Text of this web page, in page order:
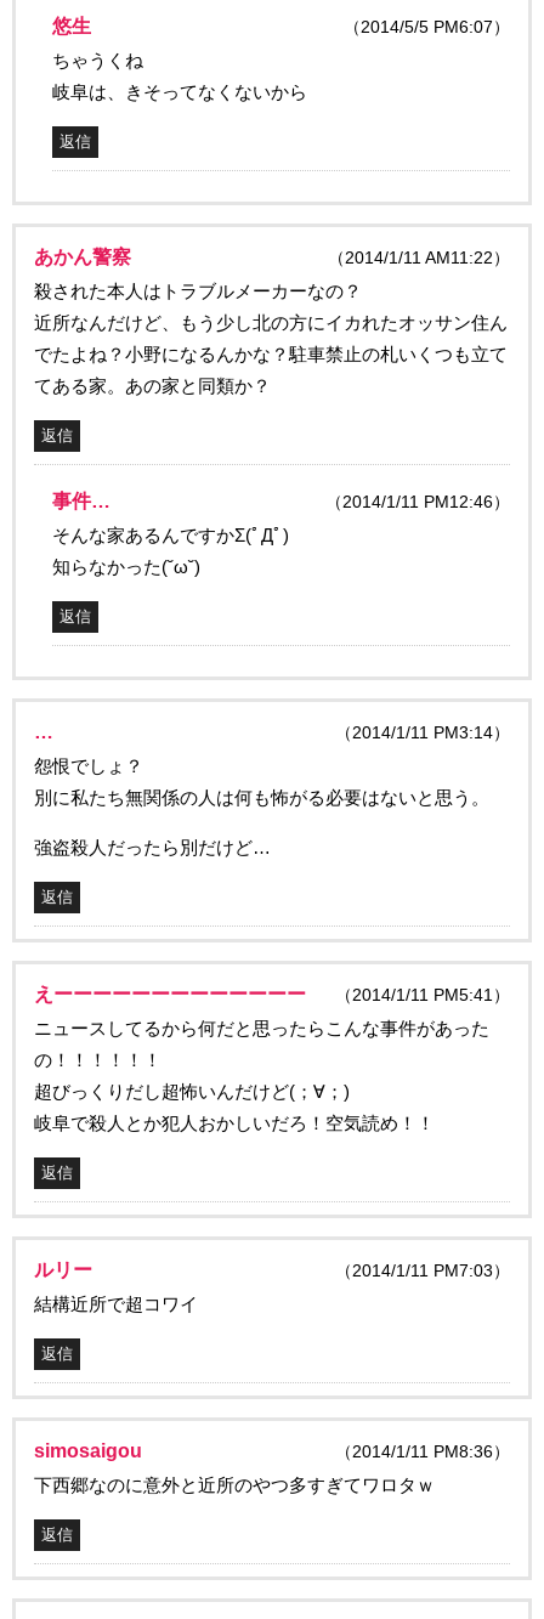
悠生 （2014/5/5 PM6:07）
ちゃうくね
岐阜は、きそってなくないから
返信
あかん警察 （2014/1/11 AM11:22）
殺された本人はトラブルメーカーなの？
近所なんだけど、もう少し北の方にイカれたオッサン住ん
でたよね？小野になるんかな？駐車禁止の札いくつも立て
てある家。あの家と同類か？
返信
事件… （2014/1/11 PM12:46）
そんな家あるんですかΣ(ﾟДﾟ)
知らなかった(˘ω˘)
返信
… （2014/1/11 PM3:14）
怨恨でしょ？
別に私たち無関係の人は何も怖がる必要はないと思う。
強盗殺人だったら別だけど…
返信
えーーーーーーーーーーーーー （2014/1/11 PM5:41）
ニュースしてるから何だと思ったらこんな事件があった
の！！！！！！
超びっくりだし超怖いんだけど(；∀；)
岐阜で殺人とか犯人おかしいだろ！空気読め！！
返信
ルリー （2014/1/11 PM7:03）
結構近所で超コワイ
返信
simosaigou （2014/1/11 PM8:36）
下西郷なのに意外と近所のやつ多すぎてワロタｗ
返信